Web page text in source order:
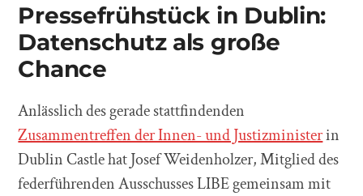
Pressefrühstück in Dublin:
Datenschutz als große
Chance
Anlässlich des gerade stattfindenden
Zusammentreffen der Innen- und Justizministerin
Dublin Castle hat Josef Weidenholzer, Mitglied des
federführenden Ausschusses LIBE gemeinsam mit